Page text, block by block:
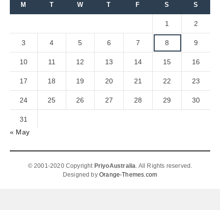
M T W T F S S
1 2
3 4 5 6 7 8 9
10 11 12 13 14 15 16
17 18 19 20 21 22 23
24 25 26 27 28 29 30
31
« May
© 2001-2020 Copyright PriyoAustralia. All Rights reserved.
Designed byOrange-Themes.com